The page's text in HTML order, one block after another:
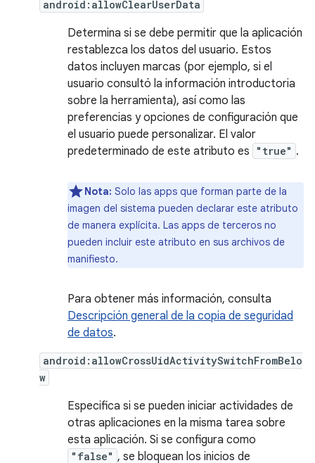
android:allowClearUserData
Determina si se debe permitir que la aplicación
restablezca los datos del usuario. Estos
datos incluyen marcas (por ejemplo, si el
usuario consultó la información introductoria
sobre la herramienta), así como las
preferencias y opciones de configuración que
el usuario puede personalizar. El valor
predeterminado de este atributo es
"true" .
Nota: Solo las apps que forman parte de la
imagen del sistema pueden declarar este atributo
de manera explícita. Las apps de terceros no
pueden incluir este atributo en sus archivos de
manifiesto.
Para obtener más información, consulta
Descripción general de la copia de seguridad
de datos.
android:allowCrossUidActivitySwitchFromBelo
w
Especifica si se pueden iniciar actividades de
otras aplicaciones en la misma tarea sobre
esta aplicación. Si se configura como
"false" , se bloquean los inicios de